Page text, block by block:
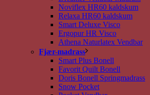
Noviflex HR60 kaldskum
Relaxa HR60 kaldskum
Smart Deluxe Visco
Ergopur HR Visco
Athena Naturlatex Vendbar
Fjær-madrass
Smart Plus Bonell
Favorit Quilt Bonell
Doris Bonell Springmadrass
Snow Pocket